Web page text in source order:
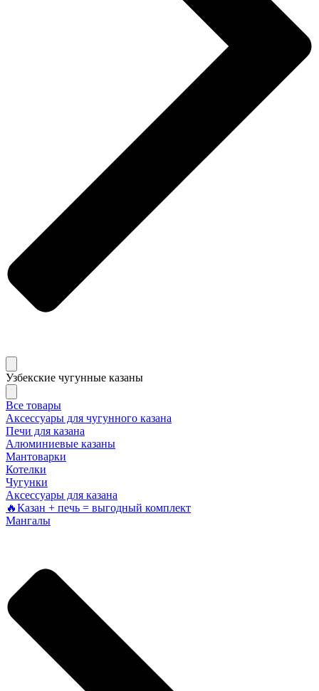
Узбекские чугунные казаны
Все товары
Аксессуары для чугунного казана
Печи для казана
Алюминиевые казаны
Мантоварки
Котелки
Чугунки
Аксессуары для казана
🔥Казан + печь = выгодный комплект
Мангалы